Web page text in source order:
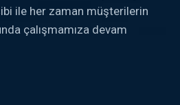
ile her zaman müşterilerin
çalışmamıza devam